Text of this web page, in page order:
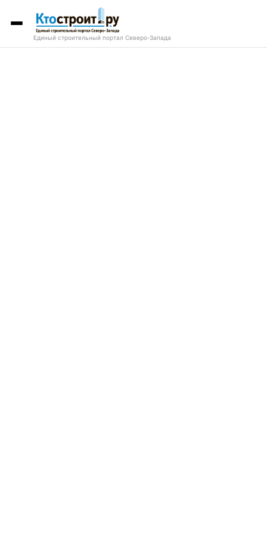
Единый строительный портал Северо-Запада